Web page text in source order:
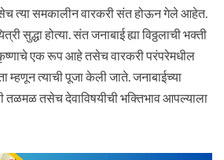
तसेच त्या समकालीन वारकरी संत होऊन गेले आहेत.
सुद्धा होत्या. संत जनाबाई ह्या विठ्ठलाची भक्ती
एक रूप आहे तसेच वारकरी परंपरेमधील
म्हणून त्याची पूजा केली जाते. जनाबाईच्या
तळमळ तसेच देवाविषयीची भक्तिभाव आपल्याला